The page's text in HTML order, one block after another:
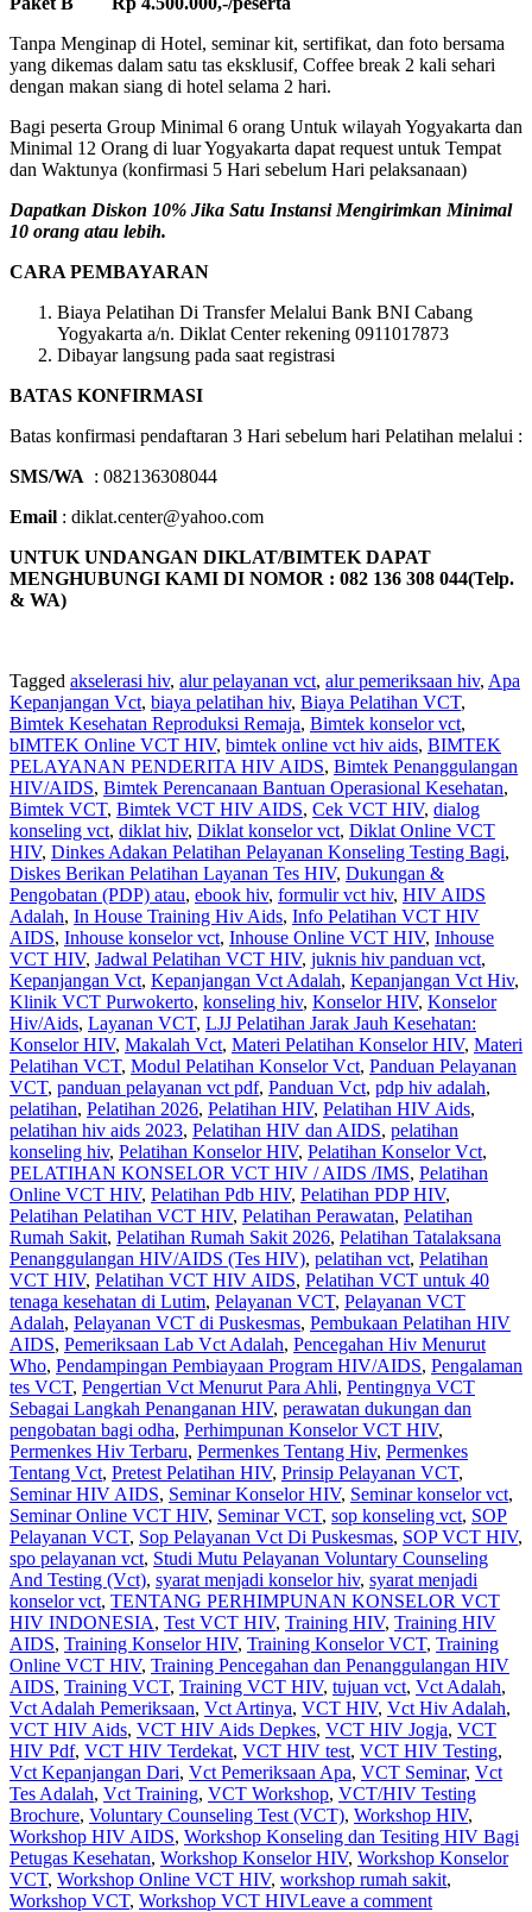
Tanpa Menginap di Hotel, seminar kit, sertifikat, dan foto bersama
yang dikemas dalam satu tas eksklusif, Coffee break 2 kali sehari
dengan makan siang di hotel selama 2 hari.
Bagi peserta Group Minimal 6 orang Untuk wilayah Yogyakarta dan
Minimal 12 Orang di luar Yogyakarta dapat request untuk Tempat
dan Waktunya (konfirmasi 5 Hari sebelum Hari pelaksanaan)
Dapatkan Diskon 10% Jika Satu Instansi Mengirimkan Minimal
10 orang atau lebih.
CARA PEMBAYARAN
Biaya Pelatihan Di Transfer Melalui Bank BNI Cabang
Yogyakarta a/n. Diklat Center rekening 0911017873
Dibayar langsung pada saat registrasi
BATAS KONFIRMASI
Batas konfirmasi pendaftaran 3 Hari sebelum hari Pelatihan melalui :
SMS/WA : 082136308044
Email : diklat.center@yahoo.com
UNTUK UNDANGAN DIKLAT/BIMTEK DAPAT
MENGHUBUNGI KAMI DI NOMOR : 082 136 308 044(Telp.
& WA)
Tagged akselerasi hiv, alur pelayanan vct, alur pemeriksaan hiv, Apa
Kepanjangan Vct, biaya pelatihan hiv, Biaya Pelatihan VCT,
Bimtek Kesehatan Reproduksi Remaja, Bimtek konselor vct,
bIMTEK Online VCT HIV, bimtek online vct hiv aids, BIMTEK
PELAYANAN PENDERITA HIV AIDS, Bimtek Penanggulangan
HIV/AIDS, Bimtek Perencanaan Bantuan Operasional Kesehatan,
Bimtek VCT, Bimtek VCT HIV AIDS, Cek VCT HIV, dialog
konseling vct, diklat hiv, Diklat konselor vct, Diklat Online VCT
HIV, Dinkes Adakan Pelatihan Pelayanan Konseling Testing Bagi,
Diskes Berikan Pelatihan Layanan Tes HIV, Dukungan &
Pengobatan (PDP) atau, ebook hiv, formulir vct hiv, HIV AIDS
Adalah, In House Training Hiv Aids, Info Pelatihan VCT HIV
AIDS, Inhouse konselor vct, Inhouse Online VCT HIV, Inhouse
VCT HIV, Jadwal Pelatihan VCT HIV, juknis hiv panduan vct,
Kepanjangan Vct, Kepanjangan Vct Adalah, Kepanjangan Vct Hiv,
Klinik VCT Purwokerto, konseling hiv, Konselor HIV, Konselor
Hiv/Aids, Layanan VCT, LJJ Pelatihan Jarak Jauh Kesehatan:
Konselor HIV, Makalah Vct, Materi Pelatihan Konselor HIV, Materi
Pelatihan VCT, Modul Pelatihan Konselor Vct, Panduan Pelayanan
VCT, panduan pelayanan vct pdf, Panduan Vct, pdp hiv adalah,
pelatihan, Pelatihan 2026, Pelatihan HIV, Pelatihan HIV Aids,
pelatihan hiv aids 2023, Pelatihan HIV dan AIDS, pelatihan
konseling hiv, Pelatihan Konselor HIV, Pelatihan Konselor Vct,
PELATIHAN KONSELOR VCT HIV / AIDS /IMS, Pelatihan
Online VCT HIV, Pelatihan Pdb HIV, Pelatihan PDP HIV,
Pelatihan Pelatihan VCT HIV, Pelatihan Perawatan, Pelatihan
Rumah Sakit‎, Pelatihan Rumah Sakit 2026, Pelatihan Tatalaksana
Penanggulangan HIV/AIDS (Tes HIV), pelatihan vct, Pelatihan
VCT HIV, Pelatihan VCT HIV AIDS, Pelatihan VCT untuk 40
tenaga kesehatan di Lutim, Pelayanan VCT, Pelayanan VCT
Adalah, Pelayanan VCT di Puskesmas, Pembukaan Pelatihan HIV
AIDS, Pemeriksaan Lab Vct Adalah, Pencegahan Hiv Menurut
Who, Pendampingan Pembiayaan Program HIV/AIDS, Pengalaman
tes VCT, Pengertian Vct Menurut Para Ahli, Pentingnya VCT
Sebagai Langkah Penanganan HIV, perawatan dukungan dan
pengobatan bagi odha, Perhimpunan Konselor VCT HIV,
Permenkes Hiv Terbaru, Permenkes Tentang Hiv, Permenkes
Tentang Vct, Pretest Pelatihan HIV, Prinsip Pelayanan VCT,
Seminar HIV AIDS, Seminar Konselor HIV, Seminar konselor vct,
Seminar Online VCT HIV, Seminar VCT, sop konseling vct, SOP
Pelayanan VCT, Sop Pelayanan Vct Di Puskesmas, SOP VCT HIV,
spo pelayanan vct, Studi Mutu Pelayanan Voluntary Counseling
And Testing (Vct), syarat menjadi konselor hiv, syarat menjadi
konselor vct, TENTANG PERHIMPUNAN KONSELOR VCT
HIV INDONESIA, Test VCT HIV, Training HIV, Training HIV
AIDS, Training Konselor HIV, Training Konselor VCT, Training
Online VCT HIV, Training Pencegahan dan Penanggulangan HIV
AIDS, Training VCT, Training VCT HIV, tujuan vct, Vct Adalah,
Vct Adalah Pemeriksaan, Vct Artinya, VCT HIV, Vct Hiv Adalah,
VCT HIV Aids, VCT HIV Aids Depkes, VCT HIV Jogja, VCT
HIV Pdf, VCT HIV Terdekat, VCT HIV test, VCT HIV Testing,
Vct Kepanjangan Dari, Vct Pemeriksaan Apa, VCT Seminar, Vct
Tes Adalah, Vct Training, VCT Workshop, VCT/HIV Testing
Brochure, Voluntary Counseling Test (VCT), Workshop HIV,
Workshop HIV AIDS, Workshop Konseling dan Tesiting HIV Bagi
Petugas Kesehatan, Workshop Konselor HIV, Workshop Konselor
VCT, Workshop Online VCT HIV, workshop rumah sakit,
Workshop VCT, Workshop VCT HIVLeave a comment